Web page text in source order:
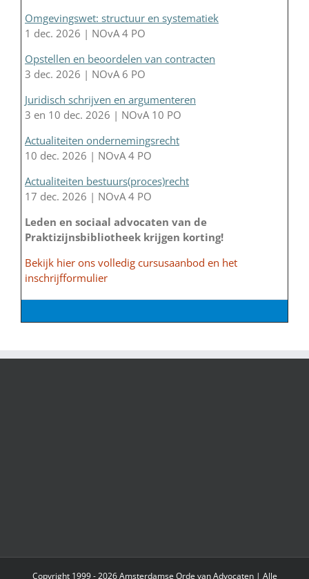
Omgevingswet: structuur en systematiek
1 dec. 2026 | NOvA 4 PO
Opstellen en beoordelen van contracten
3 dec. 2026 | NOvA 6 PO
Juridisch schrijven en argumenteren
3 en 10 dec. 2026 | NOvA 10 PO
Actualiteiten ondernemingsrecht
10 dec. 2026 | NOvA 4 PO
Actualiteiten bestuurs(proces)recht
17 dec. 2026 | NOvA 4 PO
Leden en sociaal advocaten van de
Praktizijnsbibliotheek krijgen korting!
Bekijk hier ons volledig cursusaanbod en het
inschrijfformulier
Copyright 1999 - 2026 Amsterdamse Orde van Advocaten | Alle